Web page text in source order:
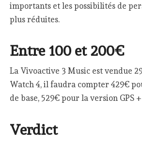
importants et les possibilités de
plus réduites.
Entre 100 et 200€
La Vivoactive 3 Music est vendue
Watch 4, il faudra compter 429€
de base, 529€ pour la version GPS
Verdict